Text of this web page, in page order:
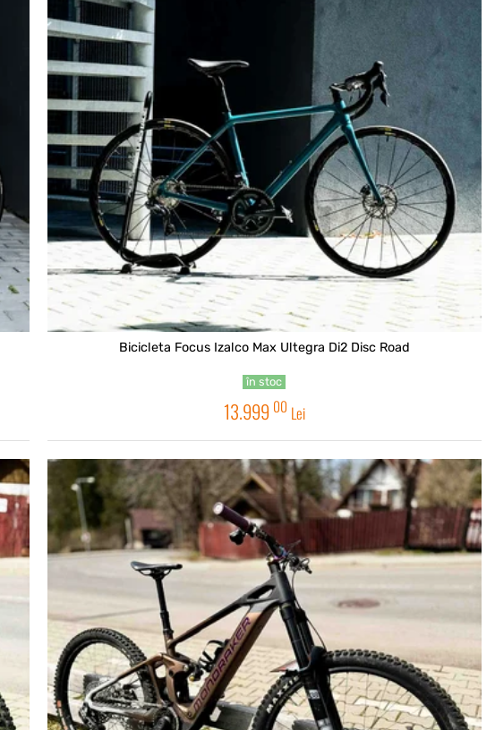
Bicicleta Focus Izalco Max Ultegra Di2 Disc Road
în stoc
13.999 00 Lei